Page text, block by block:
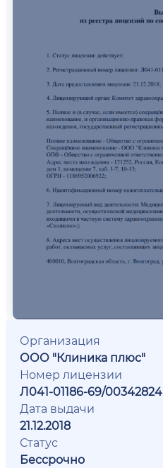
Организация
ООО "Клиника плюс"
Номер лицензии
Л041-01186-69/00342824
Дата выдачи
21.12.2018
Статус
Бессрочно